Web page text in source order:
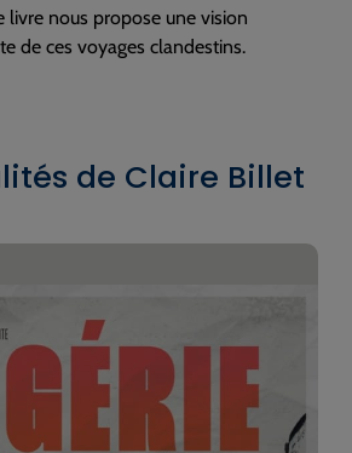
livre nous propose une vision
de ces voyages clandestins.
de Claire Billet